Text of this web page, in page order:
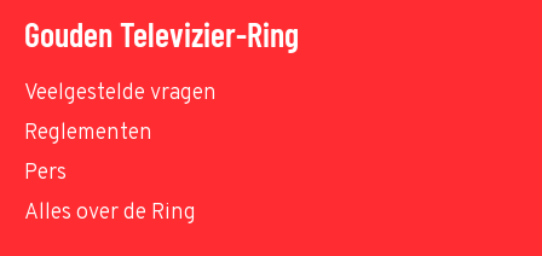
Gouden Televizier-Ring
Veelgestelde vragen
Reglementen
Pers
Alles over de Ring